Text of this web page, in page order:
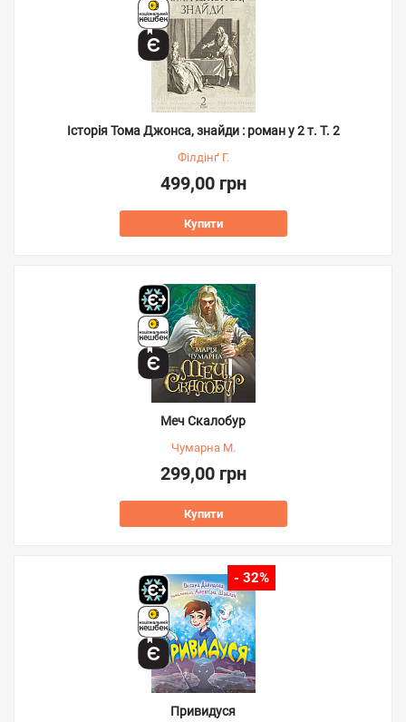
Історія Тома Джонса, знайди : роман у 2 т. Т. 2
Філдінґ Г.
499,00 грн
Купити
Меч Скалобур
Чумарна М.
299,00 грн
Купити
- 32%
Привидуся